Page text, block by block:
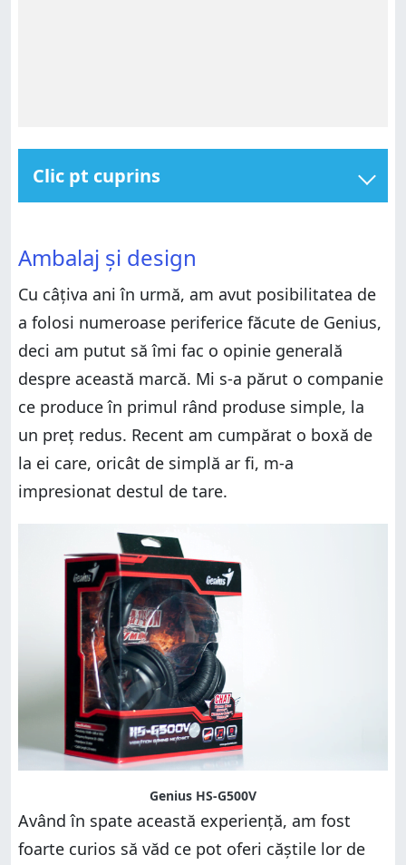
Clic pt cuprins
HS-G500V
Aspecte pro și contra
Verdict
Experiența de utilizare a căștilor de gaming Genius
Aspecte pro și contra
Verdict
Ambalaj și design
Cu câțiva ani în urmă, am avut posibilitatea de
a folosi numeroase periferice făcute de Genius,
deci am putut să îmi fac o opinie generală
despre această marcă. Mi s-a părut o companie
ce produce în primul rând produse simple, la
un preț redus. Recent am cumpărat o boxă de
la ei care, oricât de simplă ar fi, m-a
impresionat destul de tare.
Genius HS-G500V
Având în spate această experiență, am fost
foarte curios să văd ce pot oferi căștile lor de